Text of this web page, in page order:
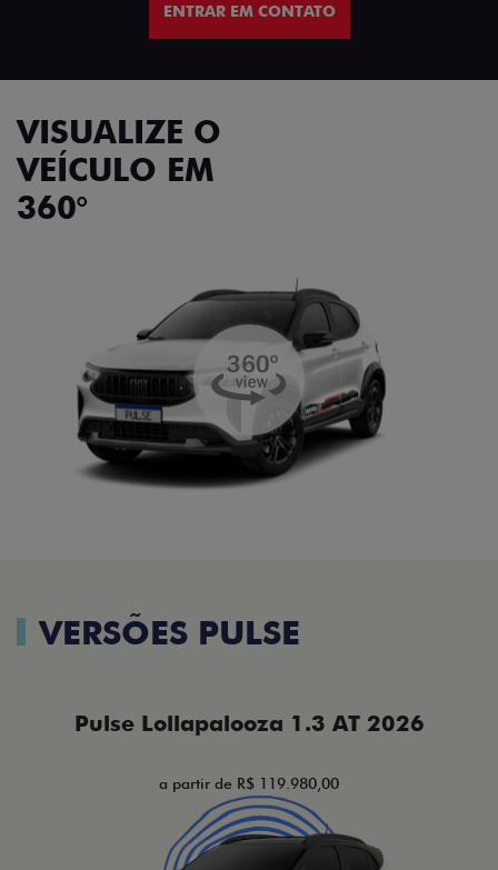
ENTRAR EM CONTATO
VISUALIZE O
VEÍCULO EM
360°
VERSÕES PULSE
Pulse Lollapalooza 1.3 AT 2026
a partir de R$ 119.980,00